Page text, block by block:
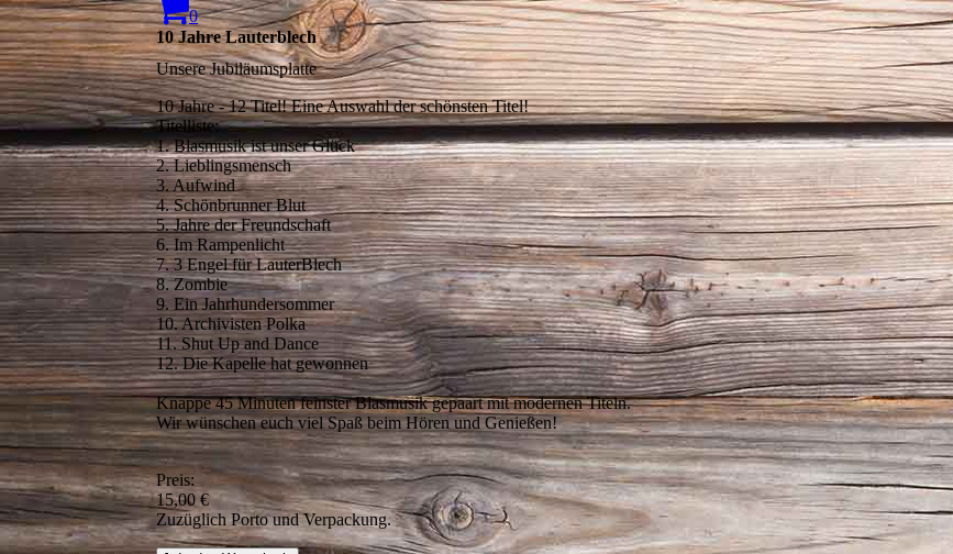
0
10 Jahre Lauterblech
Unsere Jubiläumsplatte
10 Jahre - 12 Titel! Eine Auswahl der schönsten Titel!
Titelliste:
1. Blasmusik ist unser Glück
2. Lieblingsmensch
3. Aufwind
4. Schönbrunner Blut
5. Jahre der Freundschaft
6. Im Rampenlicht
7. 3 Engel für LauterBlech
8. Zombie
9. Ein Jahrhundersommer
10. Archivisten Polka
11. Shut Up and Dance
12. Die Kapelle hat gewonnen
Knappe 45 Minuten feinster Blasmusik gepaart mit modernen Titeln.
Wir wünschen euch viel Spaß beim Hören und Genießen!
Preis:
15,00 €
Zuzüglich Porto und Verpackung.